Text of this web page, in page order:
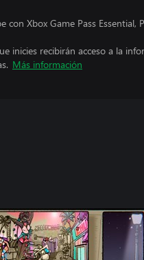
con Xbox Game Pass
inicies recibirán acceso a la
Más información